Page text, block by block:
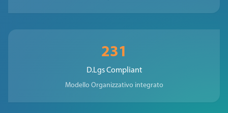
231
D.Lgs Compliant
Modello Organizzativo integrato